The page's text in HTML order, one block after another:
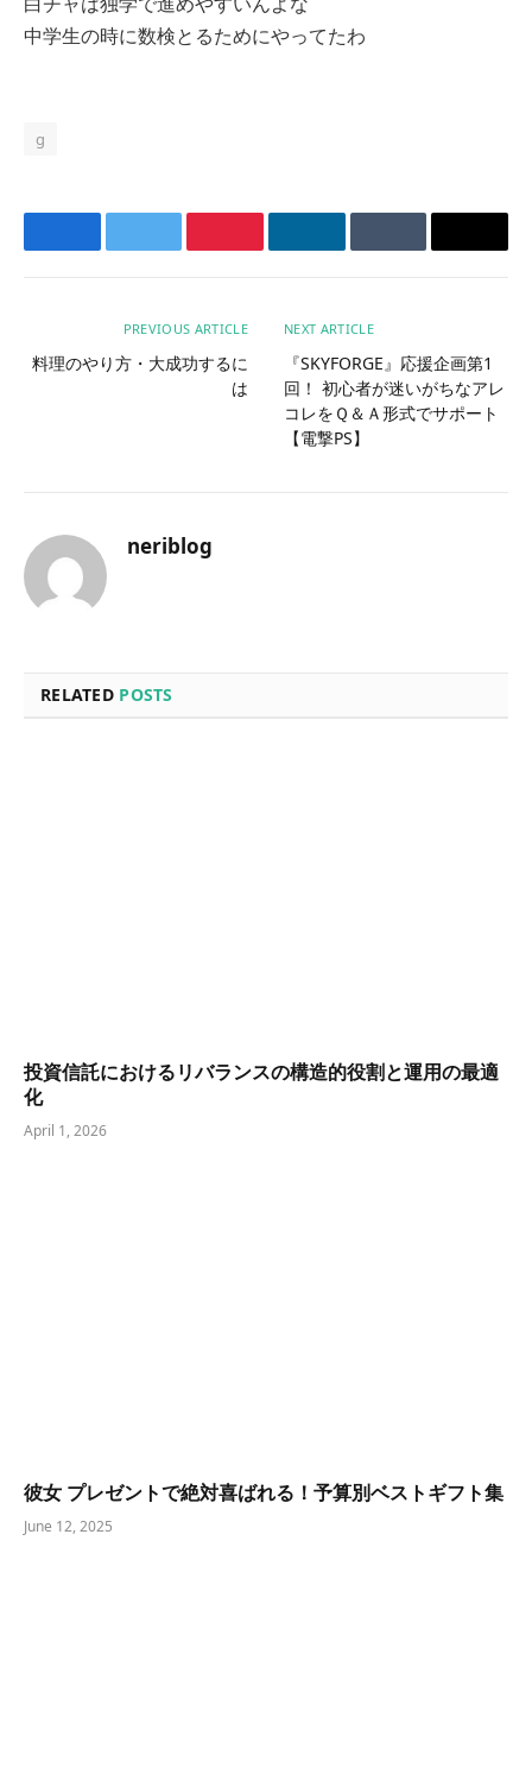
中学生の時に数検とるためにやってたわ
g
FacebookTwitter PinterestLinkedInTumblr Email
PREVIOUS ARTICLE
料理のやり方・大成功するに
は
NEXT ARTICLE
『SKYFORGE』応援企画第1
回！ 初心者が迷いがちなアレ
コレをＱ＆Ａ形式でサポート
【電撃PS】
neriblog
RELATED POSTS
投資信託におけるリバランスの構造的役割と運用の最適
化
April 1, 2026
彼女 プレゼントで絶対喜ばれる！予算別ベストギフト集
June 12, 2025